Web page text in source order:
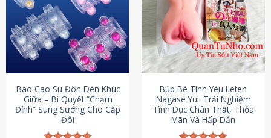
Bao Cao Su Đôn Dên Khúc
Giữa – Bí Quyết “Chạm
Đỉnh” Sung Sướng Cho Cặp
Đôi
Búp Bê Tình Yêu Leten
Nagase Yui: Trải Nghiệm
Tình Dục Chân Thật, Thỏa
Mãn Và Hấp Dẫn